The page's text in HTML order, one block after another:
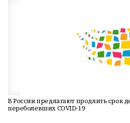
В России предлагают продлить срок
переболевших COVID-19